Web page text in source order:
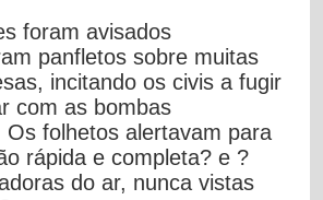
foram avisados
panfletos sobre muitas
incitando os civis a fugir
com as bombas
Os folhetos alertavam para
rápida e completa? e ?
do ar, nunca vistas